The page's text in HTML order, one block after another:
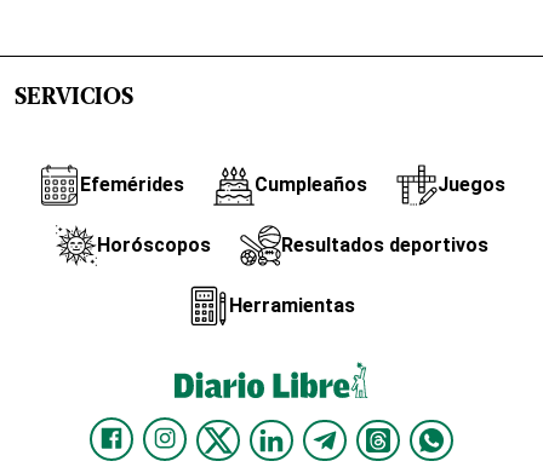
SERVICIOS
Efemérides Cumpleaños Juegos
Horóscopos Resultados deportivos
Herramientas